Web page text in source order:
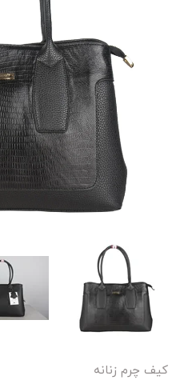
کیف چرم زنانه